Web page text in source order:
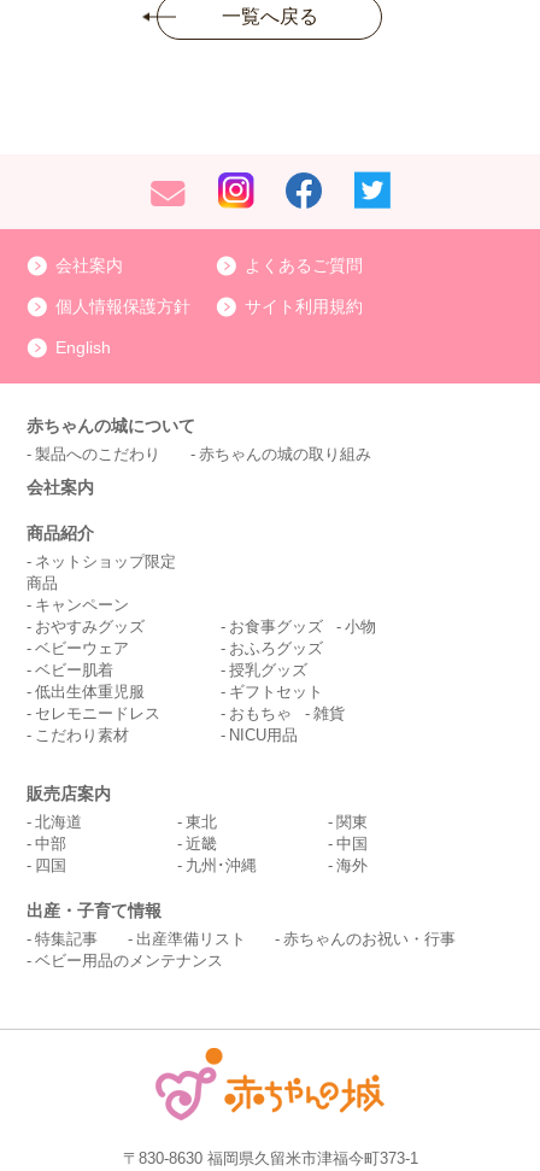
一覧へ戻る
会社案内 よくあるご質問
個人情報保護方針 サイト利用規約
English
赤ちゃんの城について
製品へのこだわり 赤ちゃんの城の取り組み
会社案内
商品紹介
ネットショップ限定
商品
キャンペーン
おやすみグッズ
ベビーウェア
ベビー肌着
低出生体重児服
セレモニードレス
こだわり素材
お食事グッズ
小物
おふろグッズ
授乳グッズ
ギフトセット
おもちゃ
雑貨
NICU用品
販売店案内
北海道 東北
関東
中部
近畿
中国
四国
九州･沖縄 海外
出産・子育て情報
特集記事 出産準備リスト
赤ちゃんのお祝い・行事
ベビー用品のメンテナンス
〒830-8630 福岡県久留米市津福今町373-1